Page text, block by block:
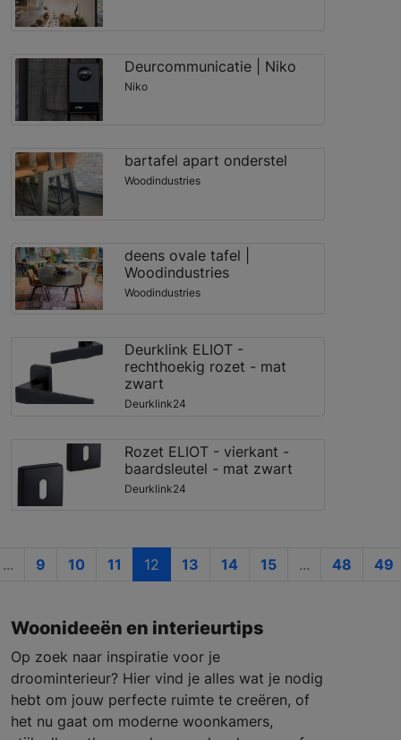
Deurcommunicatie | Niko
Niko
bartafel apart onderstel
Woodindustries
deens ovale tafel |
Woodindustries
Woodindustries
Deurklink ELIOT -
rechthoekig rozet - mat
zwart
Deurklink24
Rozet ELIOT - vierkant -
baardsleutel - mat zwart
Deurklink24
... 9 10 11 12 13 14 15 ... 48 49
Woonideeën en interieurtips
Op zoek naar inspiratie voor je
droominterieur? Hier vind je alles wat je nodig
hebt om jouw perfecte ruimte te creëren, of
het nu gaat om moderne woonkamers,